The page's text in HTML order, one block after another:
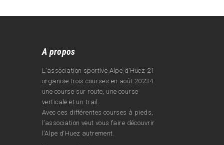
A propos
L’association sportive Alpe d’Huez 21
organise trois courses en août 20234 :
une course sur route, une course
verticale et un trail.
Avec ces différentes courses à pieds,
l’association veut vous faire découvrir
l’Alpe d‘Huez autrement.